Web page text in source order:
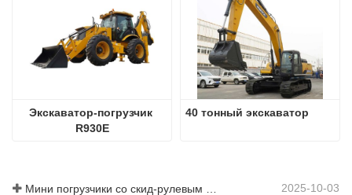
Экскаватор-погрузчик
R930E
40 тонный экскаватор
2025-10-03